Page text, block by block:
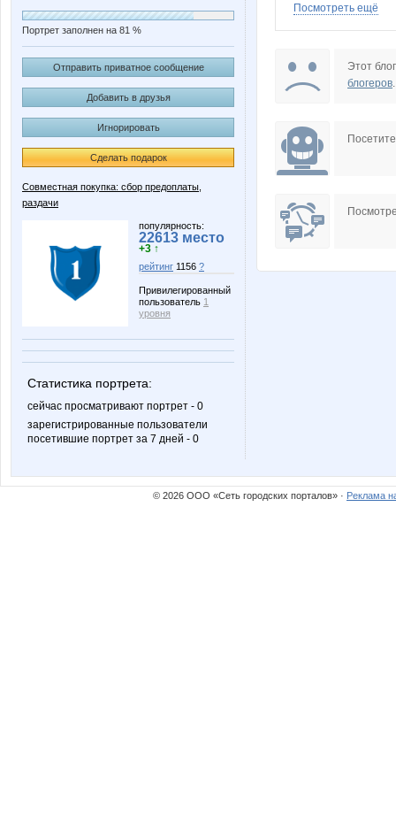
Портрет заполнен на 81 %
Отправить приватное сообщение
Добавить в друзья
Игнорировать
Сделать подарок
Совместная покупка: сбор предоплаты,
раздачи
популярность:
22613 место
+3 ↑
рейтинг 1156 ?
Привилегированный
пользователь 1
уровня
Статистика портрета:
сейчас просматривают портрет - 0
зарегистрированные пользователи
посетившие портрет за 7 дней - 0
Посмотреть ещё
Этот
блогеров.
© 2026 ООО «Сеть городских порталов» · Реклама